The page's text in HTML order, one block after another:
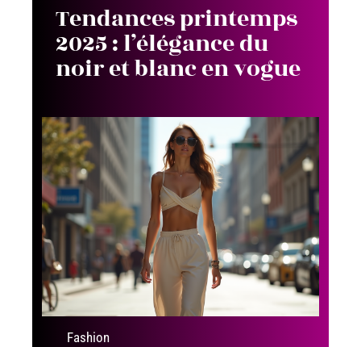
Tendances printemps
2025 : l’élégance du
noir et blanc en vogue
Fashion